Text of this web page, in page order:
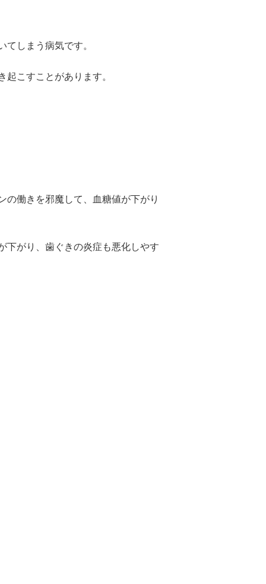
しまう病気です。
こすことがあります。
の働きを邪魔して、血糖値が下がり
下がり、歯ぐきの炎症も悪化しやす